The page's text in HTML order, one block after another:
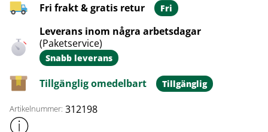
Fri frakt & gratis retur Fri
Leverans inom några arbetsdagar
(Paketservice)
Snabb leverans
Tillgänglig omedelbart Tillgänglig
Artikelnummer: 312198
Visa mer produktinformation